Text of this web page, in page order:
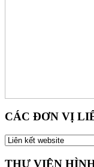
CÁC ĐƠN VỊ
THƯ VIỆN